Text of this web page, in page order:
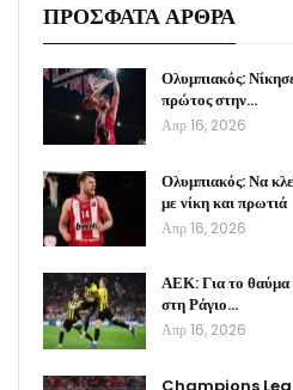
ΠΡΟΣΦΑΤΑ ΑΡΘΡΑ
Ολυμπιακός:
πρώτος στην…
Απρ 16, 2026
Ολυμπιακός: Να
με νίκη και πρωτιά
Απρ 16, 2026
ΑΕΚ: Για το θαύμα
στη Ράγιο…
Απρ 16, 2026